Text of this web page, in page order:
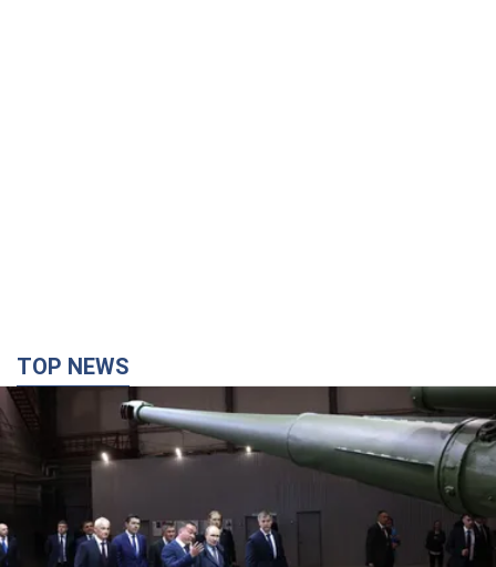
TOP NEWS